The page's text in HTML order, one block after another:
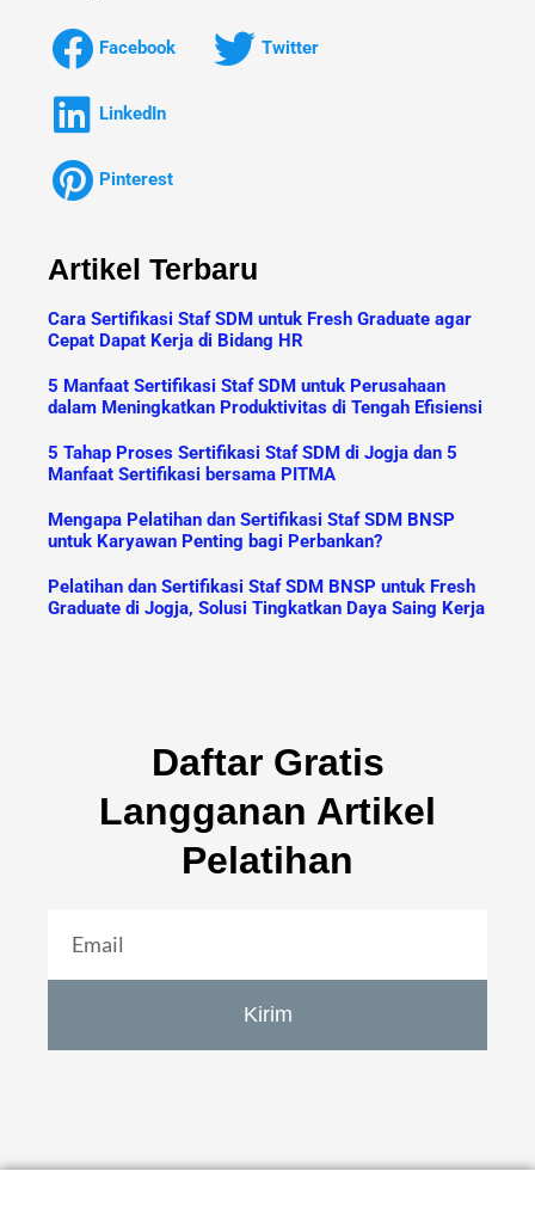
Facebook Twitter
LinkedIn
Pinterest
Artikel Terbaru
Cara Sertifikasi Staf SDM untuk Fresh Graduate agar
Cepat Dapat Kerja di Bidang HR
5 Manfaat Sertifikasi Staf SDM untuk Perusahaan
dalam Meningkatkan Produktivitas di Tengah Efisiensi
5 Tahap Proses Sertifikasi Staf SDM di Jogja dan 5
Manfaat Sertifikasi bersama PITMA
Mengapa Pelatihan dan Sertifikasi Staf SDM BNSP
untuk Karyawan Penting bagi Perbankan?
Pelatihan dan Sertifikasi Staf SDM BNSP untuk Fresh
Graduate di Jogja, Solusi Tingkatkan Daya Saing Kerja
Daftar Gratis
Langganan Artikel
Pelatihan
Kirim